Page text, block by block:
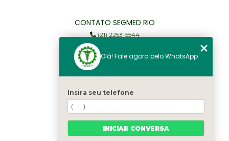
CONTATO SEGMED RIO
(21) 2253-5544
(21) 97905-3352
segmed@segmedrio.com.br
Home
Institucional
Serviços
Olá! Fale agora pelo WhatsApp
Insira seu telefone
INICIAR CONVERSA